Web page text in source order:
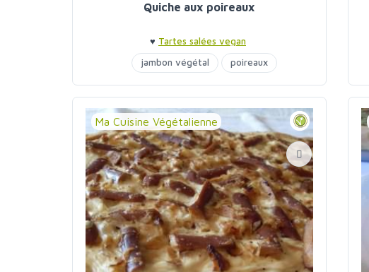
Quiche aux poireaux
♥ Tartes salées vegan
jambon végétal
poireaux
Ma Cuisine Végétalienne